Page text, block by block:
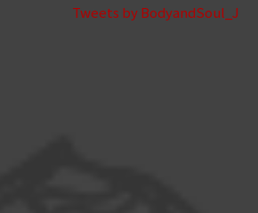
Tweets by BodyandSoul_J